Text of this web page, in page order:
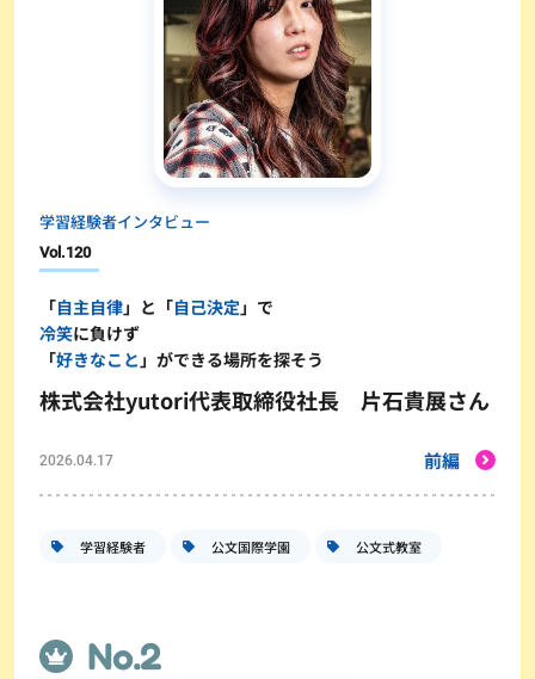
学習経験者インタビュー
Vol.120
「自主自律」と「自己決定 」で
冷笑に負けず
「好きなこと 」ができる場所を探そう
株式会社yutori代表取締役社長 片石貴展さん
2026.04.17 前編
学習経験者 公文国際学園 公文式教室